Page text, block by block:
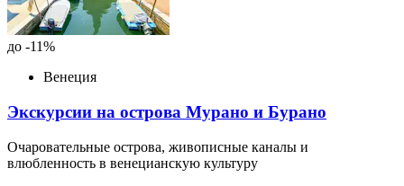
до -11%
Венеция
Экскурсии на острова Мурано и Бурано
Очаровательные острова, живописные каналы и
влюбленность в венецианскую культуру